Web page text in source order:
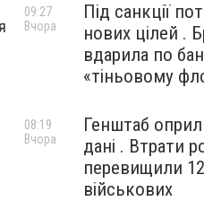
Під санкції
нових цілей .
вдарила по
«тіньовому
09:27
Вчора
Генштаб
дані . Втрати
перевищили
військових
08:19
Вчора